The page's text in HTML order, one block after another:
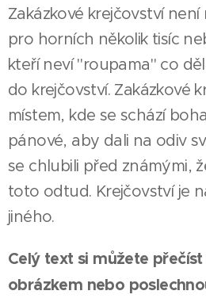
Zakázkové krejčovství
pro horních několik tisíc
kteří neví "roupama" co
do krejčovství. Zakázkové
místem, kde se schází
pánové, aby dali na odiv
se chlubili před známými,
toto odtud. Krejčovství je
jiného.
Celý text si můžete
obrázkem nebo